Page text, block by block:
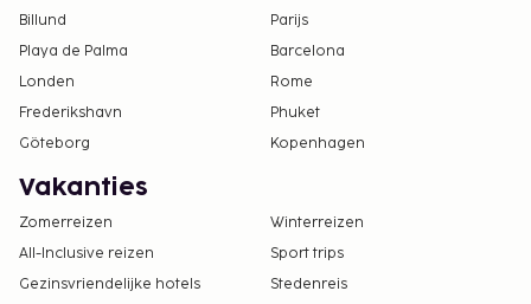
Billund
Parijs
Playa de Palma
Barcelona
Londen
Rome
Frederikshavn
Phuket
Göteborg
Kopenhagen
Vakanties
Zomerreizen
Winterreizen
All-Inclusive reizen
Sport trips
Gezinsvriendelijke hotels
Stedenreis